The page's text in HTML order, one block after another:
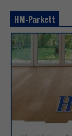
HM-Parkett